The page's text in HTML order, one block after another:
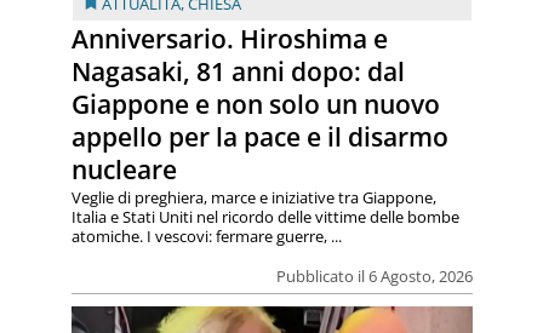
Anniversario. Hiroshima e
Nagasaki, 81 anni dopo: dal
Giappone e non solo un nuovo
appello per la pace e il disarmo
nucleare
Pubblicato il 6 Agosto, 2026
Veglie di preghiera, marce e iniziative tra Giappone,
Italia e Stati Uniti nel ricordo delle vittime delle bombe
atomiche. I vescovi: fermare guerre, ...